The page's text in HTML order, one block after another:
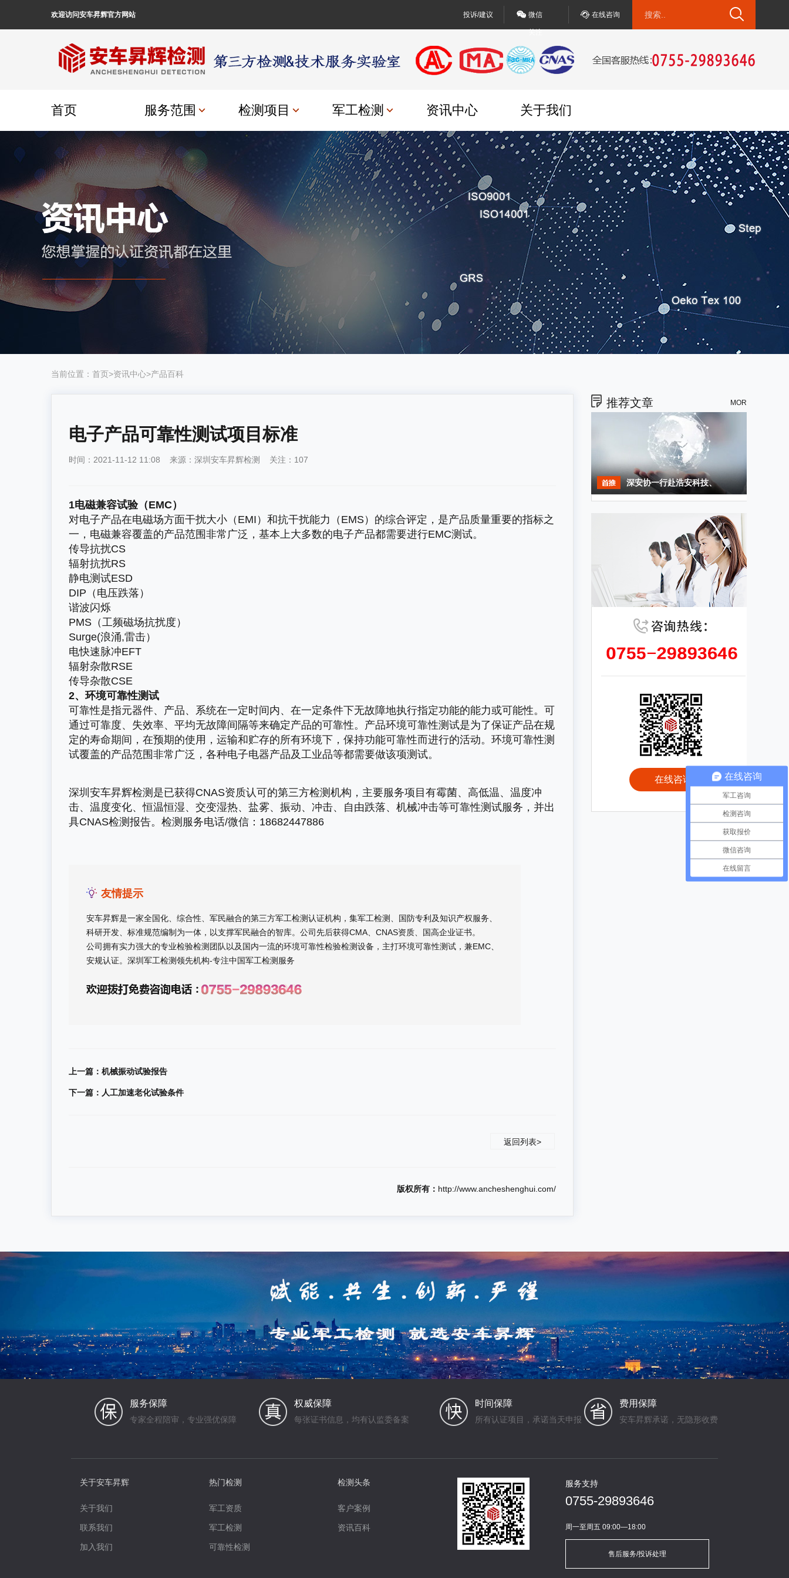
欢迎访问安车昇辉官方网站 投诉/建议 微信 在线咨询
首页 服务范围 检测项目 军工检测 资讯中心 关于我们
当前位置： 首页>资讯中心>产品百科
电子产品可靠性测试项目标准
时间：2021-11-12 11:08 来源：深圳安车昇辉检测 关注：107
1电磁兼容试验（EMC）
对电子产品在电磁场方面干扰大小（EMI）和抗干扰能力（EMS）的综合评定，是产品质量重要的指标之
一，电磁兼容覆盖的产品范围非常广泛，基本上大多数的电子产品都需要进行EMC测试。
传导抗扰CS
辐射抗扰RS
静电测试ESD
DIP（电压跌落）
谐波闪烁
PMS（工频磁场抗扰度）
Surge(浪涌,雷击）
电快速脉冲EFT
辐射杂散RSE
传导杂散CSE
2、环境可靠性测试
可靠性是指元器件、产品、系统在一定时间内、在一定条件下无故障地执行指定功能的能力或可能性。可
通过可靠度、失效率、平均无故障间隔等来确定产品的可靠性。产品环境可靠性测试是为了保证产品在规
定的寿命期间，在预期的使用，运输和贮存的所有环境下，保持功能可靠性而进行的活动。环境可靠性测
试覆盖的产品范围非常广泛，各种电子电器产品及工业品等都需要做该项测试。
深圳安车昇辉检测是已获得CNAS资质认可的第三方检测机构，主要服务项目有霉菌、高低温、温度冲
击、温度变化、恒温恒湿、交变湿热、盐雾、振动、冲击、自由跌落、机械冲击等可靠性测试服务，并出
具CNAS检测报告。检测服务电话/微信：18682447886
友情提示
安车昇辉是一家全国化、综合性、军民融合的第三方军工检测认证机构，集军工检测、国防专利及知识产权服务、
科研开发、标准规范编制为一体，以支撑军民融合的智库。公司先后获得CMA、CNAS资质、国高企业证书。
公司拥有实力强大的专业检验检测团队以及国内一流的环境可靠性检验检测设备，主打环境可靠性测试，兼EMC、
安规认证。深圳军工检测领先机构-专注中国军工检测服务
上一篇： 机械振动试验报告
下一篇： 人工加速老化试验条件
返回列表>
版权所有： http://www.ancheshenghui.com/
推荐文章 MORE+
深安协一行赴浩安科技、
在线咨询
服务保障
专家全程陪审，专业强优保障
权威保障
每张证书信息，均有认监委备案
时间保障
所有认证项目，承诺当天申报
费用保障
安车昇辉承诺，无隐形收费
关于安车昇辉
关于我们
联系我们
加入我们
热门检测
军工资质
军工检测
可靠性检测
检测头条
客户案例
资讯百科
服务支持
0755-29893646
周一至周五 09:00—18:00
售后服务/投诉处理
在线咨询
军工咨询
检测咨询
获取报价
微信咨询
在线留言